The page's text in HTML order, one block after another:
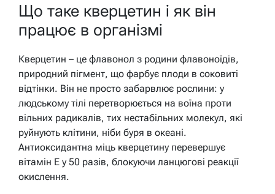
Що таке кверцетин і як він
працює в організмі
Кверцетин – це флавонол з родини флавоноїдів,
природний пігмент, що фарбує плоди в соковиті
відтінки. Він не просто забарвлює рослини: у
людському тілі перетворюється на воїна проти
вільних радикалів, тих нестабільних молекул, які
руйнують клітини, ніби буря в океані.
Антиоксидантна міць кверцетину перевершує
вітамін Е у 50 разів, блокуючи ланцюгові реакції
окислення.